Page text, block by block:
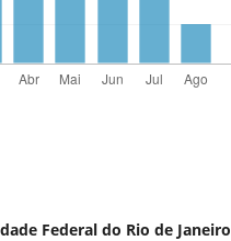
Federal do Rio de Janeiro